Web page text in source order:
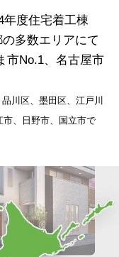
年度住宅着工棟
多数エリアにて
市No.1、名古屋市
川区、墨田区、江戸川
、日野市、国立市で